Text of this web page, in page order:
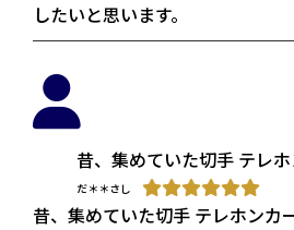
したいと思います。
昔、集めていた切手 テレ
だ＊＊さし
昔、集めていた切手 テレホンカ